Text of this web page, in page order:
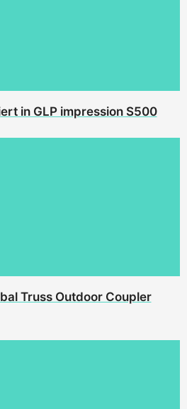
in GLP impression S500
Truss Outdoor Coupler